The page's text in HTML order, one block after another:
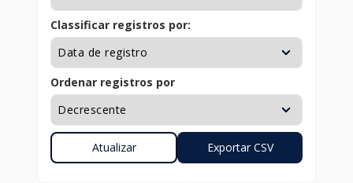
Classificar registros por:
Ordenar registros por